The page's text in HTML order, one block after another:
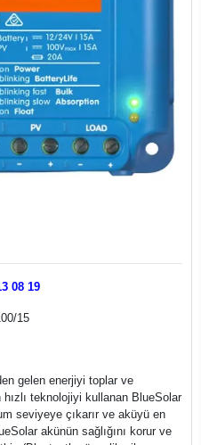
08 19
15
gelen enerjiyi toplar ve
teknolojiyi kullanan BlueSolar
seviyeye çıkarır ve aküyü en
akünün sağlığını korur ve